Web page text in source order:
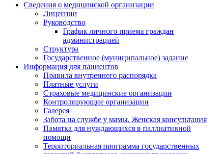
Сведения о медицинской организации
Лицензии
Руководство
График личного приема граждан
администрацией
Структура
Государственное (муниципальное) задание
Информация для пациентов
Правила внутреннего распорядка
Платные услуги
Страховые медицинские организации
Контролирующие организации
Галерея
Забота на службе у мамы. Женская консультация
Памятка для нуждающихся в паллиативной
помощи
Территориальная программа государственных